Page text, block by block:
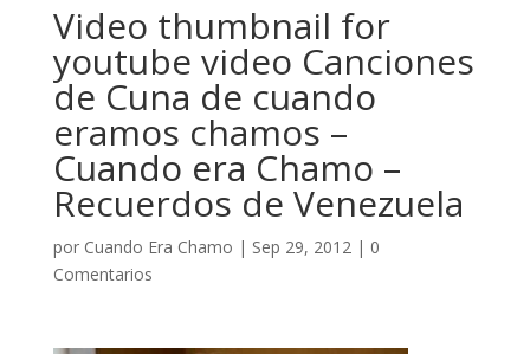
Video thumbnail for
youtube video Canciones
de Cuna de cuando
eramos chamos –
Cuando era Chamo –
Recuerdos de Venezuela
por Cuando Era Chamo | Sep 29, 2012| 0
Comentarios